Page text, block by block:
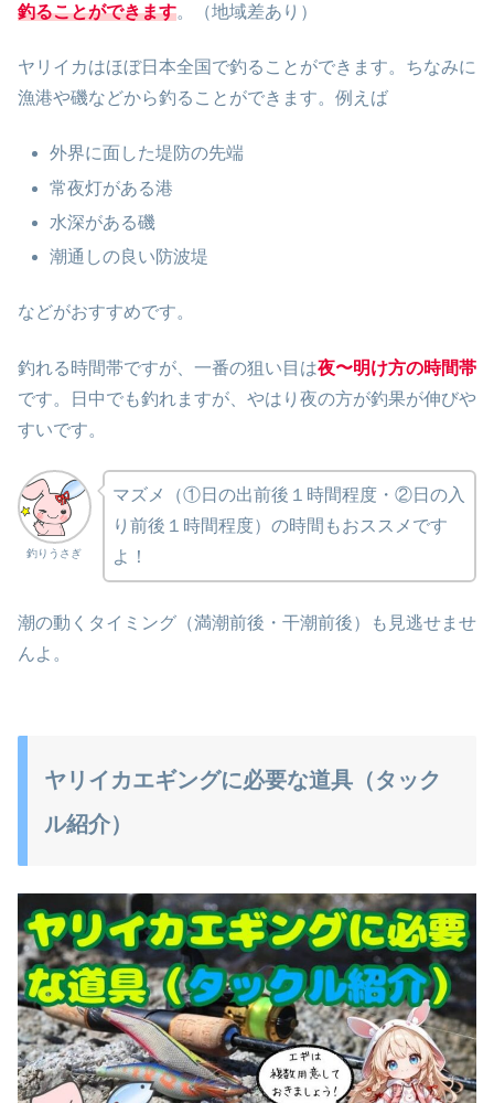
釣ることができます。（地域差あり）
ヤリイカはほぼ日本全国で釣ることができます。ちなみに
漁港や磯などから釣ることができます。例えば
外界に面した堤防の先端
常夜灯がある港
水深がある磯
潮通しの良い防波堤
などがおすすめです。
釣れる時間帯ですが、一番の狙い目は夜〜明け方の時間帯
です。日中でも釣れますが、やはり夜の方が釣果が伸びや
すいです。
釣りうさぎ
マズメ（①日の出前後１時間程度・②日の入
り前後１時間程度）の時間もおススメです
よ！
潮の動くタイミング（満潮前後・干潮前後）も見逃せませ
んよ。
ヤリイカエギングに必要な道具（タック
ル紹介）